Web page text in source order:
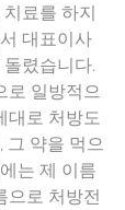
료를 하지
대표이사
렸습니다.
로 일방적으
대로 처방도
그 약을 먹으
는 제 이름
으로 처방전